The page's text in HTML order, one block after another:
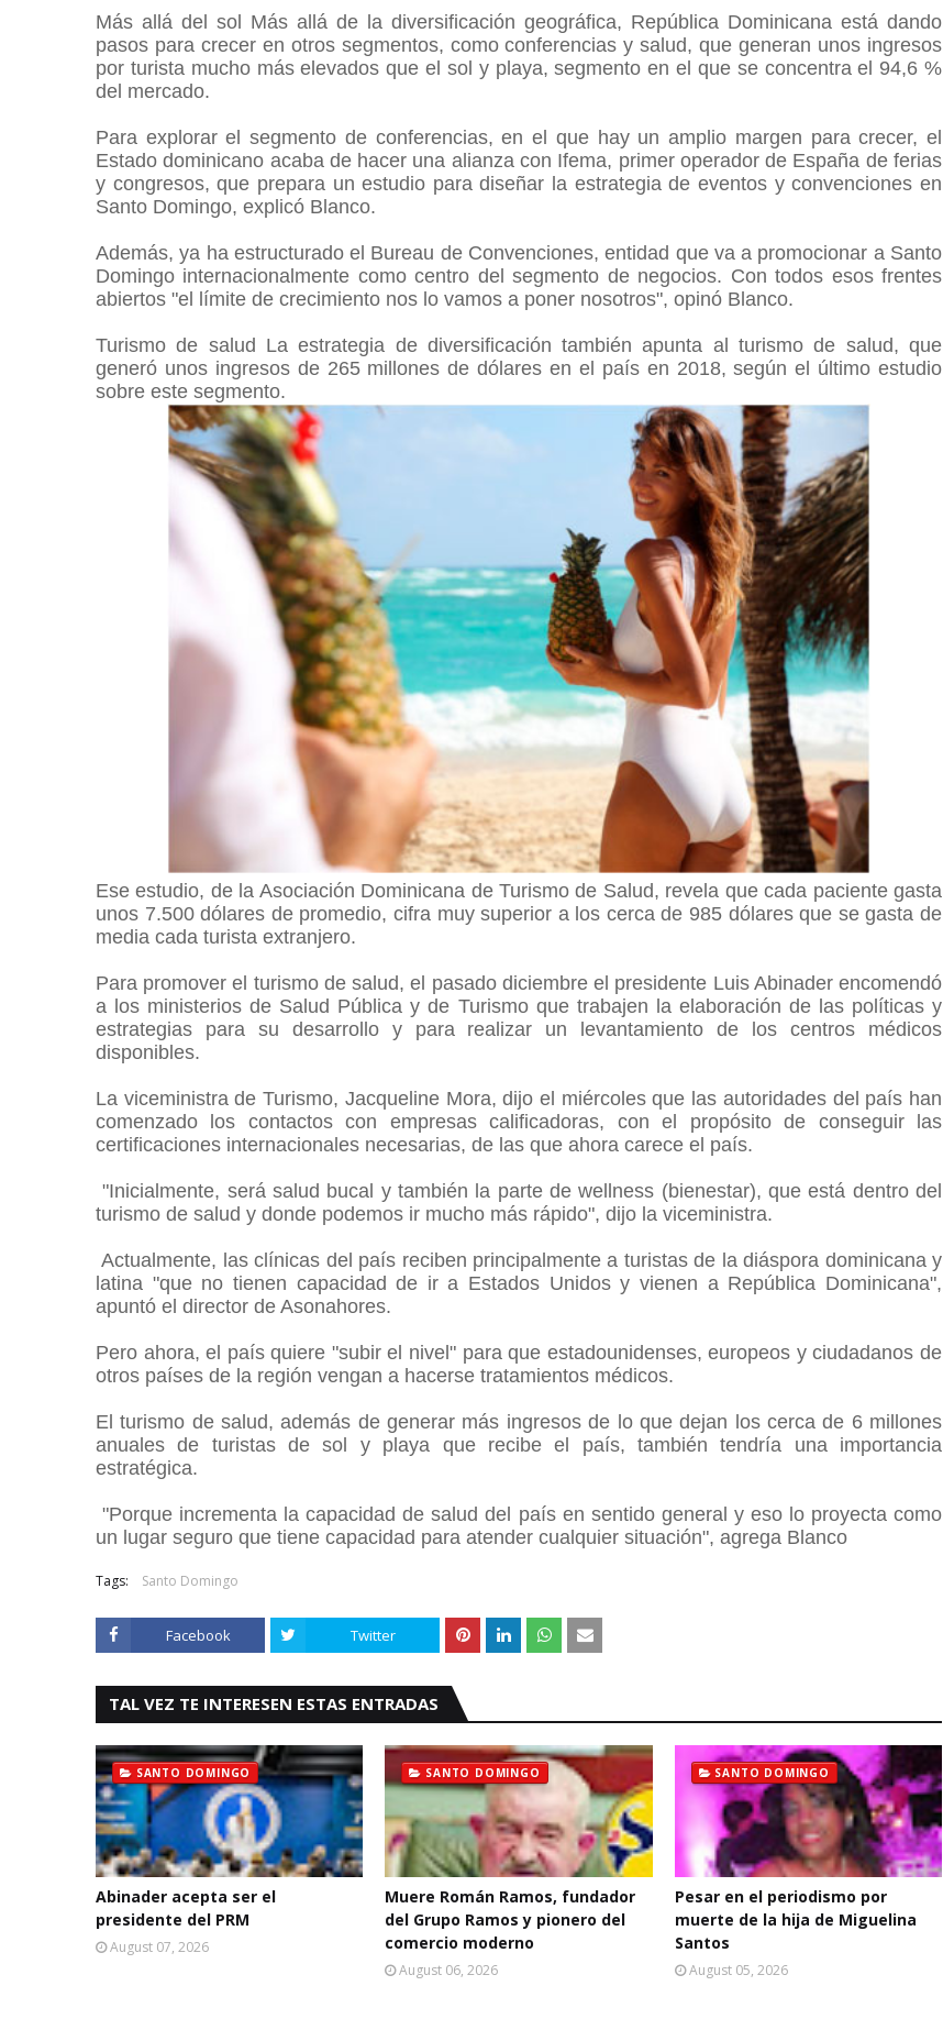
Más allá del sol Más allá de la diversificación geográfica, República Dominicana está dando
pasos para crecer en otros segmentos, como conferencias y salud, que generan unos ingresos
por turista mucho más elevados que el sol y playa, segmento en el que se concentra el 94,6 %
del mercado.
Para explorar el segmento de conferencias, en el que hay un amplio margen para crecer, el
Estado dominicano acaba de hacer una alianza con Ifema, primer operador de España de ferias
y congresos, que prepara un estudio para diseñar la estrategia de eventos y convenciones en
Santo Domingo, explicó Blanco.
Además, ya ha estructurado el Bureau de Convenciones, entidad que va a promocionar a Santo
Domingo internacionalmente como centro del segmento de negocios. Con todos esos frentes
abiertos "el límite de crecimiento nos lo vamos a poner nosotros", opinó Blanco.
Turismo de salud La estrategia de diversificación también apunta al turismo de salud, que
generó unos ingresos de 265 millones de dólares en el país en 2018, según el último estudio
sobre este segmento.
Ese estudio, de la Asociación Dominicana de Turismo de Salud, revela que cada paciente gasta
unos 7.500 dólares de promedio, cifra muy superior a los cerca de 985 dólares que se gasta de
media cada turista extranjero.
Para promover el turismo de salud, el pasado diciembre el presidente Luis Abinader encomendó
a los ministerios de Salud Pública y de Turismo que trabajen la elaboración de las políticas y
estrategias para su desarrollo y para realizar un levantamiento de los centros médicos
disponibles.
La viceministra de Turismo, Jacqueline Mora, dijo el miércoles que las autoridades del país han
comenzado los contactos con empresas calificadoras, con el propósito de conseguir las
certificaciones internacionales necesarias, de las que ahora carece el país.
"Inicialmente, será salud bucal y también la parte de wellness (bienestar), que está dentro del
turismo de salud y donde podemos ir mucho más rápido", dijo la viceministra.
Actualmente, las clínicas del país reciben principalmente a turistas de la diáspora dominicana y
latina "que no tienen capacidad de ir a Estados Unidos y vienen a República Dominicana",
apuntó el director de Asonahores.
Pero ahora, el país quiere "subir el nivel" para que estadounidenses, europeos y ciudadanos de
otros países de la región vengan a hacerse tratamientos médicos.
El turismo de salud, además de generar más ingresos de lo que dejan los cerca de 6 millones
anuales de turistas de sol y playa que recibe el país, también tendría una importancia
estratégica.
"Porque incrementa la capacidad de salud del país en sentido general y eso lo proyecta como
un lugar seguro que tiene capacidad para atender cualquier situación", agrega Blanco
Tags: Santo Domingo
Facebook Twitter
TAL VEZ TE INTERESEN ESTAS ENTRADAS
SANTO DOMINGO
Abinader acepta ser el
presidente del PRM
August 07, 2026
SANTO DOMINGO
Muere Román Ramos, fundador
del Grupo Ramos y pionero del
comercio moderno
August 06, 2026
SANTO DOMINGO
Pesar en el periodismo por
muerte de la hija de Miguelina
Santos
August 05, 2026